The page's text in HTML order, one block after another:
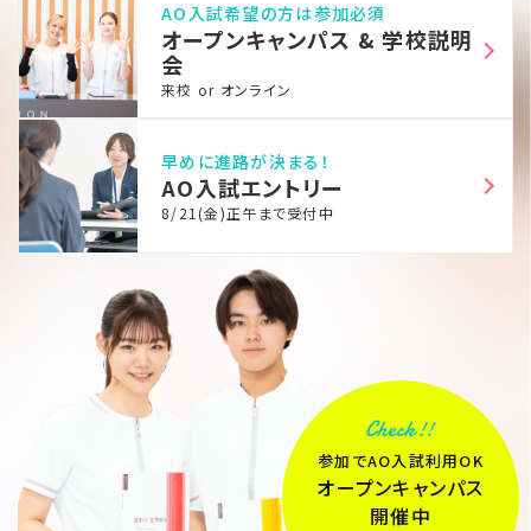
AO入試希望の方は参加必須
オープンキャンパス & 学校説明
会
来校 or オンライン
早めに進路が決まる！
AO入試エントリー
8/21(金)正午まで受付中
参加でAO入試利用OK
オープンキャンパス
開催中